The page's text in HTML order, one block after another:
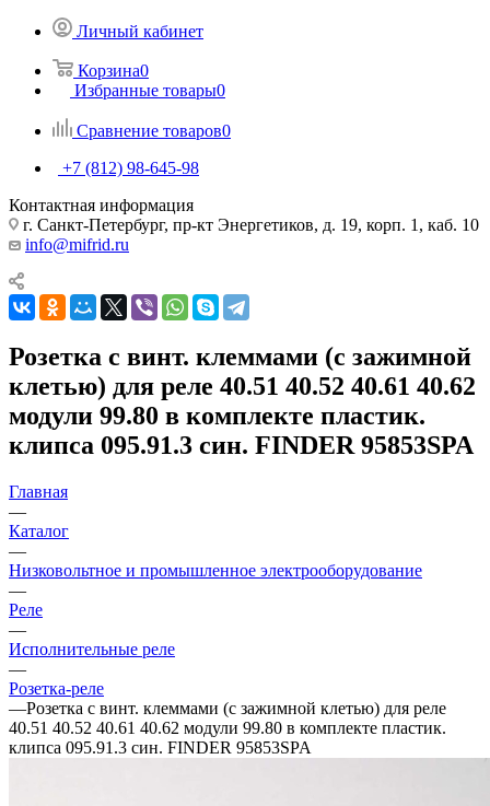
Личный кабинет
Корзина0
Избранные товары0
Сравнение товаров0
+7 (812) 98-645-98
Контактная информация
г. Санкт-Петербург, пр-кт Энергетиков, д. 19, корп. 1, каб. 10
info@mifrid.ru
Розетка с винт. клеммами (с зажимной
клетью) для реле 40.51 40.52 40.61 40.62
модули 99.80 в комплекте пластик.
клипса 095.91.3 син. FINDER 95853SPA
Главная
—
Каталог
—
Низковольтное и промышленное электрооборудование
—
Реле
—
Исполнительные реле
—
Розетка-реле
—Розетка с винт. клеммами (с зажимной клетью) для реле
40.51 40.52 40.61 40.62 модули 99.80 в комплекте пластик.
клипса 095.91.3 син. FINDER 95853SPA